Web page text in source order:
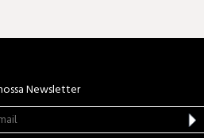
Newsletter